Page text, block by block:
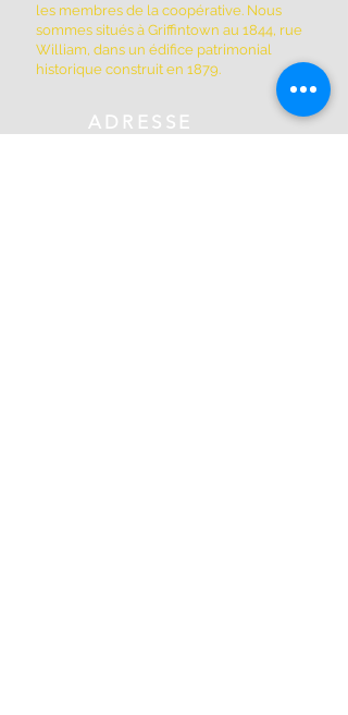
les membres de la coopérative. Nous
sommes situés à Griffintown au 1844, rue
William, dans un édifice patrimonial
historique construit en 1879.
ADRESSE